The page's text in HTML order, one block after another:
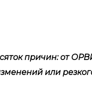
причин: от
или